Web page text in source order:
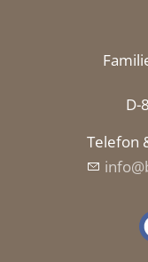
D-
Telefon
nf